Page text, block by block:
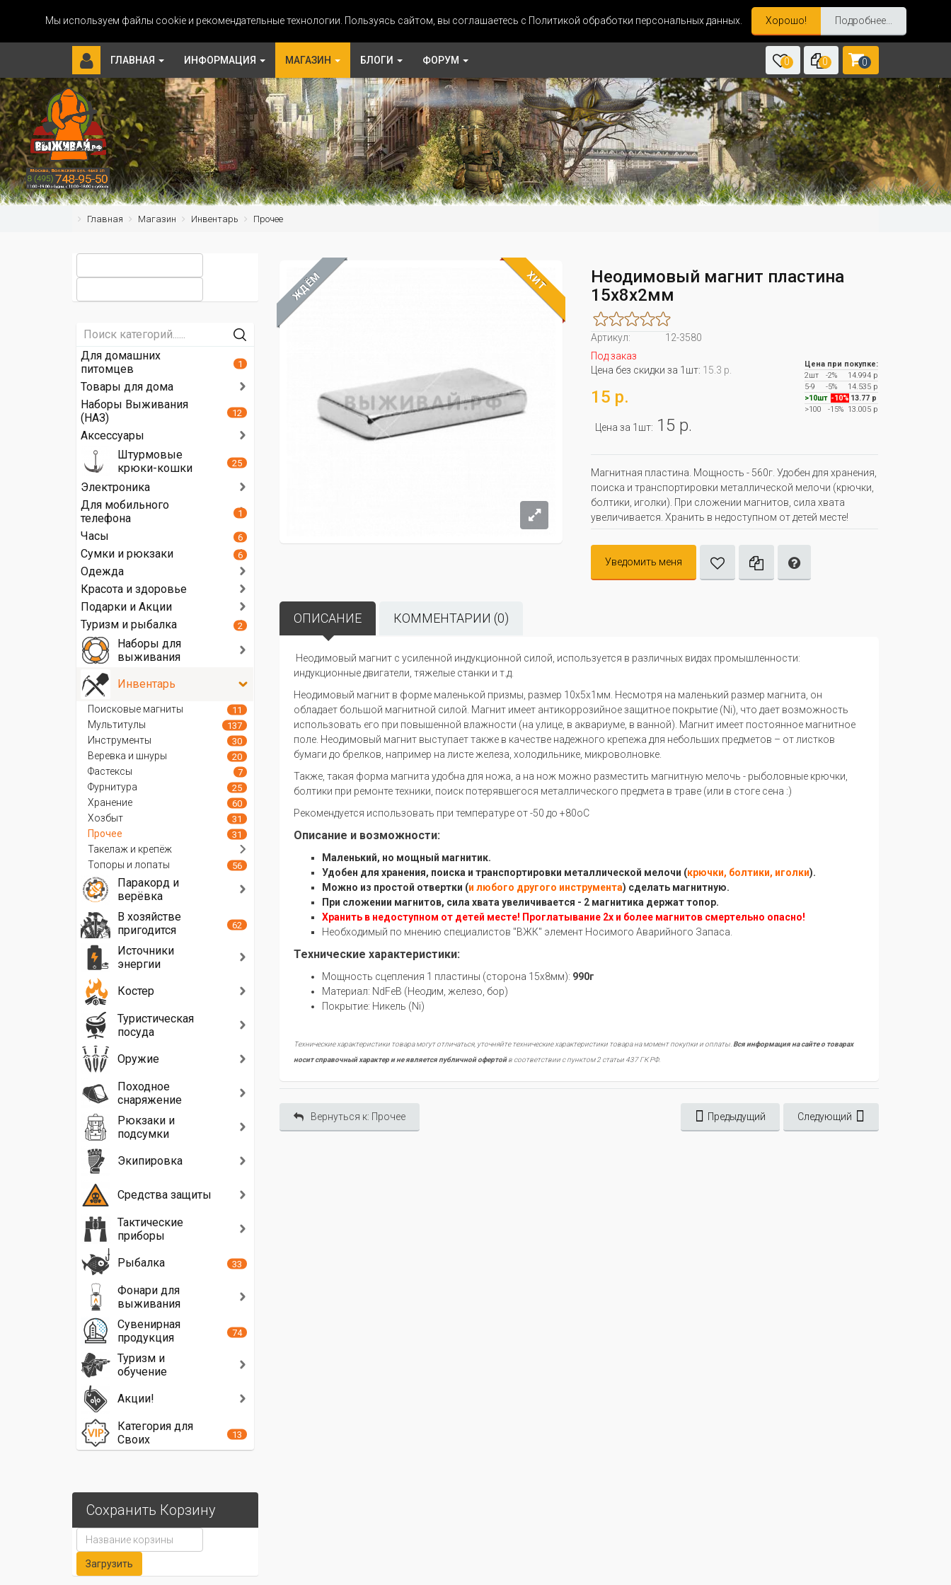
Мы используем файлы cookie и рекомендательные технологии. Пользуясь сайтом, вы соглашаетесь с Политикой обработки персональных данных. Хорошо! Подробнее...
ГЛАВНАЯ ИНФОРМАЦИЯ МАГАЗИН БЛОГИ ФОРУМ 0 0 0
Главная Магазин Инвентарь Прочее
ЖДЁМ ХИТ
Неодимовый магнит пластина
15х8х2мм
Артикул:
12-3580
Под заказ
Цена без скидки за 1шт: 15.3 р.
15 р.
Цена за 1шт: 15 р.
Цена при покупке:
2шт
-2%
14.994 р
5-9
-5%
14.535 р
>10шт -10% 13.77 р
>100
-15%13.005 р
Магнитная пластина. Мощность - 560г. Удобен для хранения,
поиска и транспортировки металлической мелочи (крючки,
болтики, иголки). При сложении магнитов, сила хвата
увеличивается. Хранить в недоступном от детей месте!
Уведомить меня
ОПИСАНИЕ КОММЕНТАРИИ (0)
Неодимовый магнит с усиленной индукционной силой, используется в различных видах промышленности:
индукционные двигатели, тяжелые станки и т.д.
Неодимовый магнит в форме маленькой призмы, размер 10х5х1мм. Несмотря на маленький размер магнита, он
обладает большой магнитной силой. Магнит имеет антикоррозийное защитное покрытие (Ni), что дает возможность
использовать его при повышенной влажности (на улице, в аквариуме, в ванной). Магнит имеет постоянное магнитное
поле. Неодимовый магнит выступает также в качестве надежного крепежа для небольших предметов – от листков
бумаги до брелков, например на листе железа, холодильнике, микроволновке.
Также, такая форма магнита удобна для ножа, а на нож можно разместить магнитную мелочь - рыболовные крючки,
болтики при ремонте техники, поиск потерявшегося металлического предмета в траве (или в стоге сена :)
Рекомендуется использовать при температуре от -50 до +80оC
Описание и возможности:
Маленький, но мощный магнитик.
Удобен для хранения, поиска и транспортировки металлической мелочи (крючки, болтики, иголки).
Можно из простой отвертки (и любого другого инструмента) сделать магнитную.
При сложении магнитов, сила хвата увеличивается - 2 магнитика держат топор.
Хранить в недоступном от детей месте! Проглатывание 2х и более магнитов смертельно опасно!
Необходимый по мнению специалистов "ВЖК" элемент Носимого Аварийного Запаса.
Технические характеристики:
Мощность сцепления 1 пластины (сторона 15х8мм): 990г
Материал: NdFeB (Неодим, железо, бор)
Покрытие: Никель (Ni)
Технические характеристики товара могут отличаться, уточняйте технические характеристики товара на момент покупки и оплаты.Вся информация на сайте о товарах
носит справочный характер и не является публичной офертойв соответствии с пунктом 2 статьи 437 ГК РФ.
Вернуться к: Прочее Предыдущий Следующий
Для домашних
питомцев
1
Товары для дома
Наборы Выживания
(НАЗ)
12
Аксессуары
Штурмовые
крюки-кошки
25
Электроника
Для мобильного
телефона
1
Часы 6
Сумки и рюкзаки 6
Одежда
Красота и здоровье
Подарки и Акции
Туризм и рыбалка
2
Наборы для
выживания
Инвентарь
Поисковые магниты 11
Мультитулы 137
Инструменты 30
Веревка и шнуры 20
Фастексы 7
Фурнитура 25
Хранение 60
Хозбыт 31
Прочее 31
Такелаж и крепёж
Топоры и лопаты
56
Паракорд и
верёвка
В хозяйстве
пригодится
62
Источники
энергии
Костер
Туристическая
посуда
Оружие
Походное
снаряжение
Рюкзаки и
подсумки
Экипировка
Средства защиты
Тактические
приборы
Рыбалка
33
Фонари для
выживания
Сувенирная
продукция
74
Туризм и
обучение
Акции!
Категория для
Своих
13
Сохранить Корзину